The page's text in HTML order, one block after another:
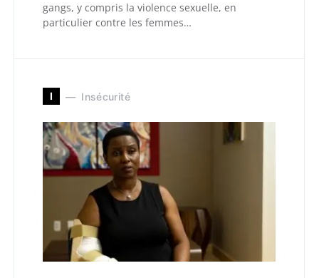
gangs, y compris la violence sexuelle, en
particulier contre les femmes…
I Insécurité